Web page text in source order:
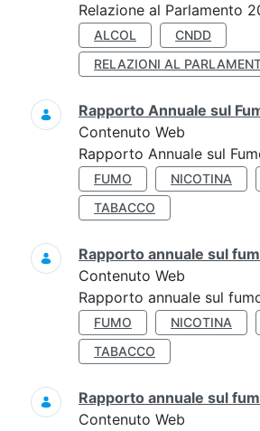
Relazione al Parlamento
ALCOL
CNDD
RELAZIONI AL
Rapporto Annuale sul
Contenuto Web
Rapporto Annuale sul
FUMO NICOTINA
TABACCO
Rapporto annuale sul
Contenuto Web
Rapporto annuale sul
FUMO NICOTINA
TABACCO
Rapporto annuale sul
Contenuto Web